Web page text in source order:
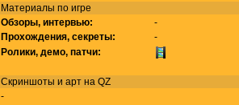
Материалы по игре
Обзоры, интервью:
-
Прохождения, секреты:
-
Ролики, демо, патчи:
Скриншоты и арт на QZ
-